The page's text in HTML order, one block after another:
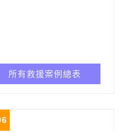
所有救援案例總表